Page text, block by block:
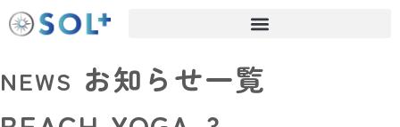
NEWS お知らせ一覧